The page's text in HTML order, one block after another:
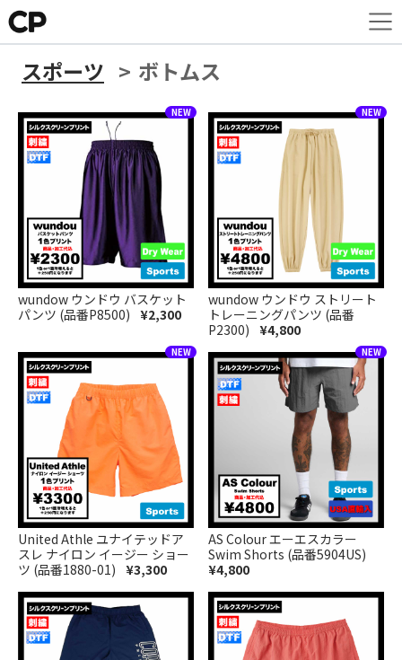
スポーツ ボトムス
wundow ウンドウ バスケット
パンツ (品番P8500) ¥2,300
wundow ウンドウ ストリート
トレーニングパンツ (品番
P2300) ¥4,800
United Athle ユナイテッドア
スレ ナイロン イージー ショー
ツ (品番1880-01) ¥3,300
AS Colour エーエスカラー
Swim Shorts (品番5904US)
¥4,800